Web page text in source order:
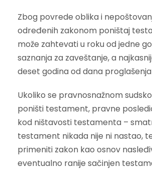
Zbog povrede oblika i
određenih zakonom poništaj
može zahtevati u roku od jedne
saznanja za zaveštanje, a
deset godina od dana
Ukoliko se pravnosnažnom
poništi testament, pravne
kod ništavosti testamenta –
testament nikada nije ni nastao,
primeniti zakon kao osnov
eventualno ranije sačinjen